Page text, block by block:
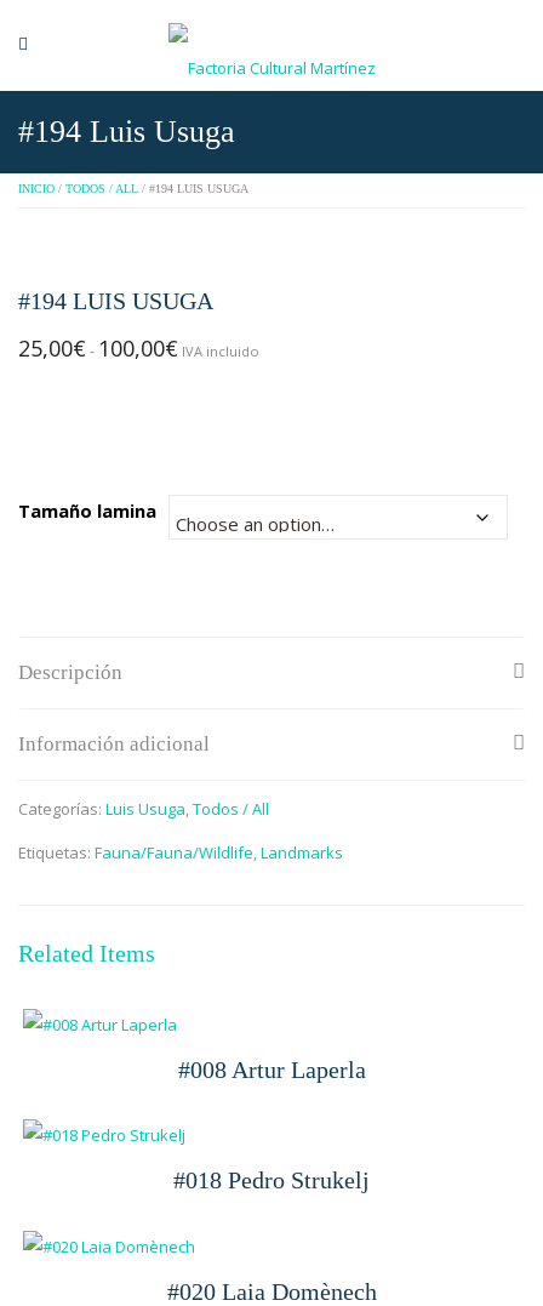
#194 Luis Usuga
INICIO / TODOS / ALL / #194 LUIS USUGA
#194 LUIS USUGA
25,00€ - 100,00€ Rango
100,00€
IVA incluido
Tamaño lamina
Descripción
Información adicional
Categorías: Luis Usuga,Todos / All
Etiquetas: Fauna/Fauna/Wildlife,Landmarks
Related Items
#008 Artur Laperla
#018 Pedro Strukelj
#020 Laia Domènech